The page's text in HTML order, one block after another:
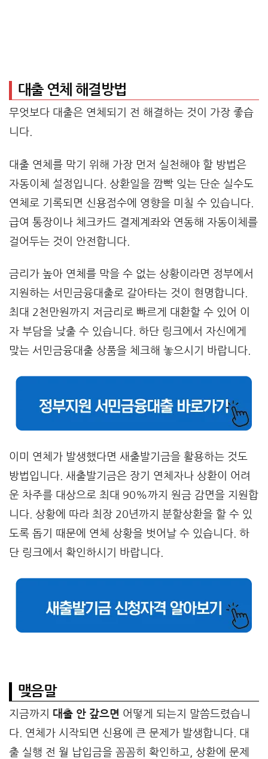
대출 연체 해결방법
무엇보다 대출은 연체되기 전 해결하는 것이 가장 좋습
니다.
대출 연체를 막기 위해 가장 먼저 실천해야 할 방법은
자동이체 설정입니다. 상환일을 깜빡 잊는 단순 실수도
연체로 기록되면 신용점수에 영향을 미칠 수 있습니다.
급여 통장이나 체크카드 결제계좌와 연동해 자동이체를
걸어두는 것이 안전합니다.
금리가 높아 연체를 막을 수 없는 상황이라면 정부에서
지원하는 서민금융대출로 갈아타는 것이 현명합니다.
최대 2천만원까지 저금리로 빠르게 대환할 수 있어 이
자 부담을 낮출 수 있습니다. 하단 링크에서 자신에게
맞는 서민금융대출 상품을 체크해 놓으시기 바랍니다.
이미 연체가 발생했다면 새출발기금을 활용하는 것도
방법입니다. 새출발기금은 장기 연체자나 상환이 어려
운 차주를 대상으로 최대 90%까지 원금 감면을 지원합
니다. 상황에 따라 최장 20년까지 분할상환을 할 수 있
도록 돕기 때문에 연체 상황을 벗어날 수 있습니다. 하
단 링크에서 확인하시기 바랍니다.
맺음말
지금까지 대출 안 갚으면 어떻게 되는지 말씀드렸습니
다. 연체가 시작되면 신용에 큰 문제가 발생합니다. 대
출 실행 전 월 납입금을 꼼꼼히 확인하고, 상환에 문제